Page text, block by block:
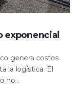
genera costos
la logística. El
no...